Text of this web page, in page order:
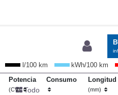
Todo
l/100 km kWh/100 km
Potencia
(CV)
Consumo Longitud
(mm)